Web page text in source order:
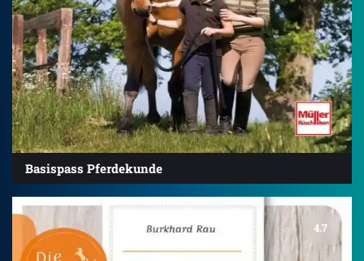
Basispass Pferdekunde
4.7